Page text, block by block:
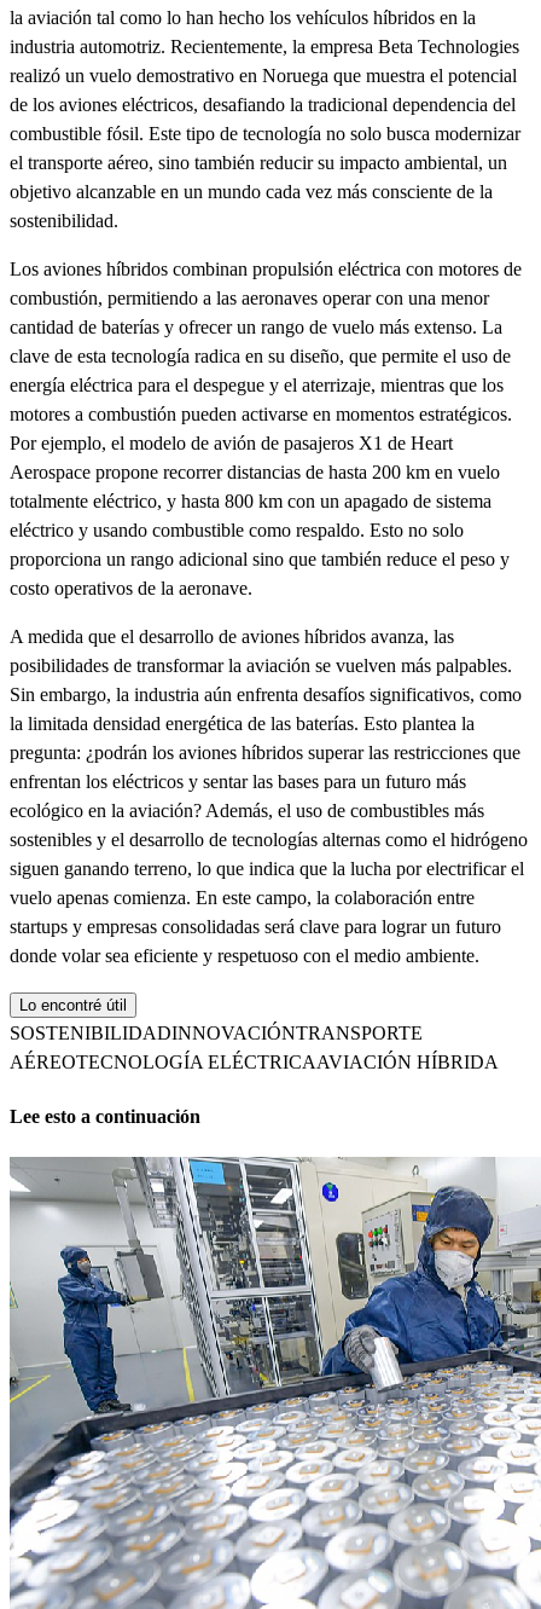
la aviación tal como lo han hecho los vehículos híbridos en la
industria automotriz. Recientemente, la empresa Beta Technologies
realizó un vuelo demostrativo en Noruega que muestra el potencial
de los aviones eléctricos, desafiando la tradicional dependencia del
combustible fósil. Este tipo de tecnología no solo busca modernizar
el transporte aéreo, sino también reducir su impacto ambiental, un
objetivo alcanzable en un mundo cada vez más consciente de la
sostenibilidad.
Los aviones híbridos combinan propulsión eléctrica con motores de
combustión, permitiendo a las aeronaves operar con una menor
cantidad de baterías y ofrecer un rango de vuelo más extenso. La
clave de esta tecnología radica en su diseño, que permite el uso de
energía eléctrica para el despegue y el aterrizaje, mientras que los
motores a combustión pueden activarse en momentos estratégicos.
Por ejemplo, el modelo de avión de pasajeros X1 de Heart
Aerospace propone recorrer distancias de hasta 200 km en vuelo
totalmente eléctrico, y hasta 800 km con un apagado de sistema
eléctrico y usando combustible como respaldo. Esto no solo
proporciona un rango adicional sino que también reduce el peso y
costo operativos de la aeronave.
A medida que el desarrollo de aviones híbridos avanza, las
posibilidades de transformar la aviación se vuelven más palpables.
Sin embargo, la industria aún enfrenta desafíos significativos, como
la limitada densidad energética de las baterías. Esto plantea la
pregunta: ¿podrán los aviones híbridos superar las restricciones que
enfrentan los eléctricos y sentar las bases para un futuro más
ecológico en la aviación? Además, el uso de combustibles más
sostenibles y el desarrollo de tecnologías alternas como el hidrógeno
siguen ganando terreno, lo que indica que la lucha por electrificar el
vuelo apenas comienza. En este campo, la colaboración entre
startups y empresas consolidadas será clave para lograr un futuro
donde volar sea eficiente y respetuoso con el medio ambiente.
Lo encontré útil
SOSTENIBILIDADINNOVACIÓNTRANSPORTE
AÉREOTECNOLOGÍA ELÉCTRICAAVIACIÓN HÍBRIDA
Lee esto a continuación